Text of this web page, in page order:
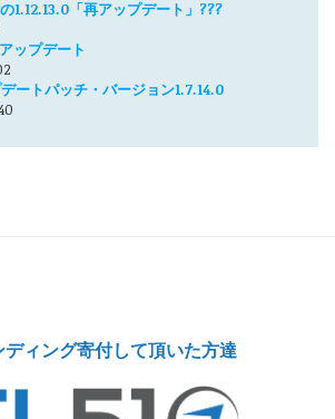
1.12.13.0「再アップデート」???
ップデート
ートパッチ・バージョン1.7.14.0
ィング寄付して頂いた方達